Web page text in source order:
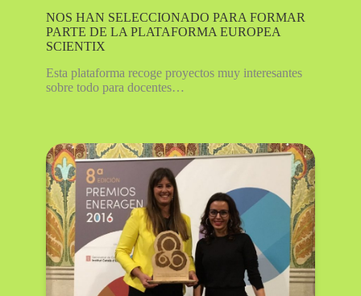
NOS HAN SELECCIONADO PARA FORMAR
PARTE DE LA PLATAFORMA EUROPEA
SCIENTIX
Esta plataforma recoge proyectos muy interesantes
sobre todo para docentes…